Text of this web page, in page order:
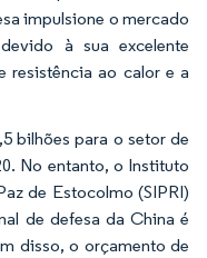
impulsione o mercado
à sua excelente
resistência ao calor e a
bilhões para o setor de
No entanto, o Instituto
de Estocolmo (SIPRI)
de defesa da China é
disso, o orçamento de